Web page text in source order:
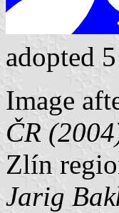
adopted
Image
ČR
Zlín
Jarig